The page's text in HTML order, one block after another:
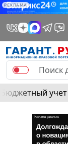
РЕКЛАМА
Бюджетный учет